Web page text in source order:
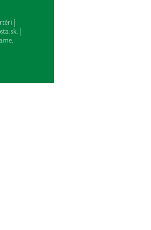
|
. |